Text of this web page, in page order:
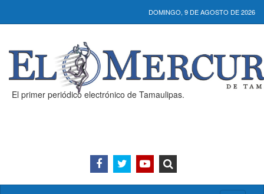
DOMINGO, 9 DE AGOSTO DE 2026
El primer periódico electrónico de Tamaulipas.